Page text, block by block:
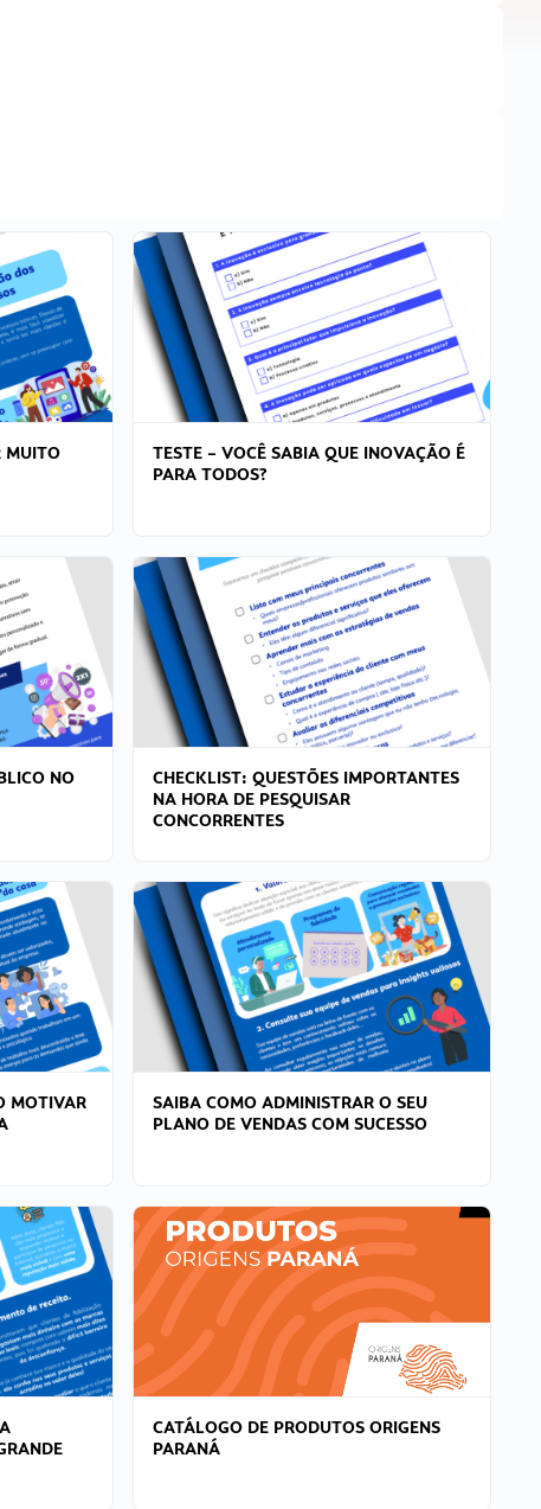
MUITO
TESTE – VOCÊ SABIA QUE INOVAÇÃO É
PARA TODOS?
NO
CHECKLIST: QUESTÕES IMPORTANTES
NA HORA DE PESQUISAR
CONCORRENTES
MOTIVAR
SAIBA COMO ADMINISTRAR O SEU
PLANO DE VENDAS COM SUCESSO
CATÁLOGO DE PRODUTOS ORIGENS
PARANÁ